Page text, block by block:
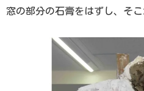
窓の部分の石膏をはずし、そ